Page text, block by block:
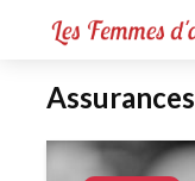
Assurances